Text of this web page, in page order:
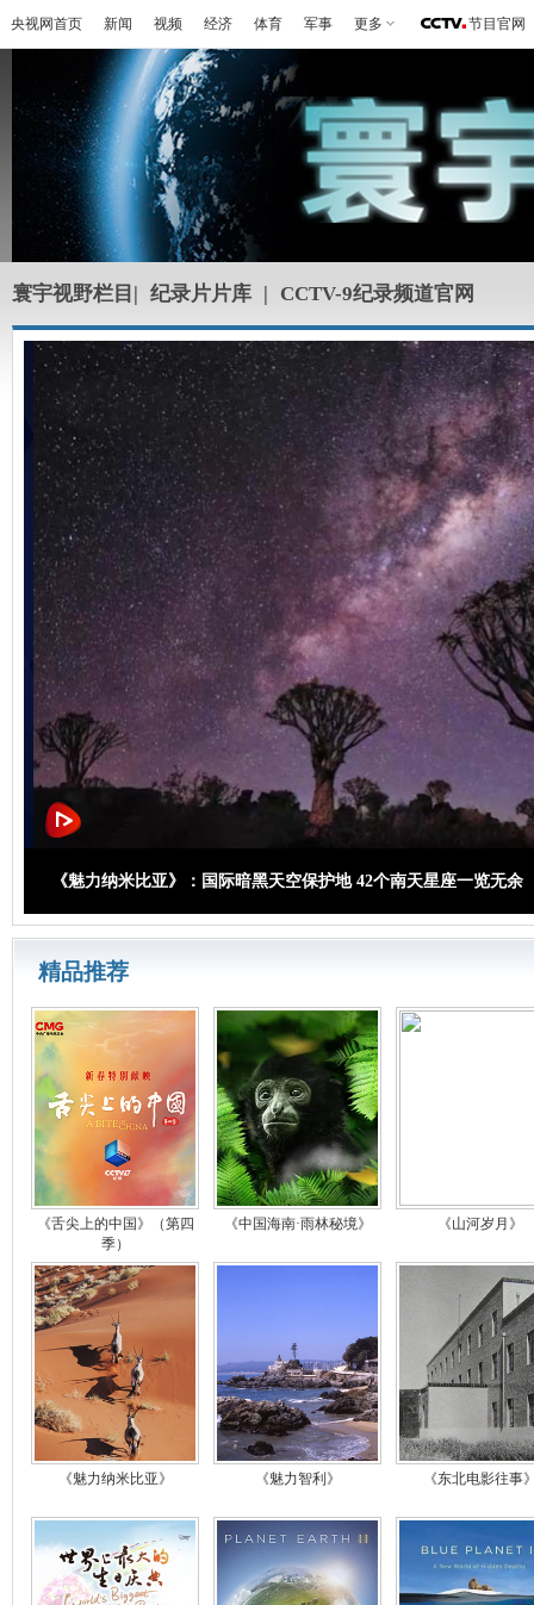
央视网首页 新闻 视频 经济 体育 军事 更多 节目官网
寰宇视野栏目 | 纪录片片库 | CCTV-9纪录频道官网
《魅力纳米比亚》：国际暗黑天空保护地 42个南天星座一览无余
精品推荐
《舌尖上的中国》（第四
季）
《中国海南·雨林秘境》 《山河岁月》
《魅力纳米比亚》 《魅力智利》 《东北电影往事